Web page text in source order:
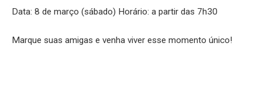
Data: 8 de março (sábado) Horário: a partir das 7h30
Marque suas amigas e venha viver esse momento único!